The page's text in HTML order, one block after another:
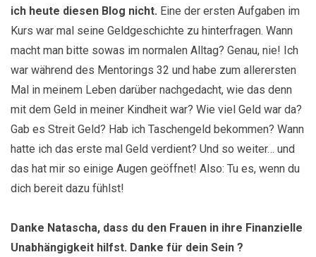
ich heute diesen Blog nicht. Eine der ersten Aufgaben im
Kurs war mal seine Geldgeschichte zu hinterfragen. Wann
macht man bitte sowas im normalen Alltag? Genau, nie! Ich
war während des Mentorings 32 und habe zum allerersten
Mal in meinem Leben darüber nachgedacht, wie das denn
mit dem Geld in meiner Kindheit war? Wie viel Geld war da?
Gab es Streit Geld? Hab ich Taschengeld bekommen? Wann
hatte ich das erste mal Geld verdient? Und so weiter… und
das hat mir so einige Augen geöffnet! Also: Tu es, wenn du
dich bereit dazu fühlst!
Danke Natascha, dass du den Frauen in ihre Finanzielle
Unabhängigkeit hilfst. Danke für dein Sein ?